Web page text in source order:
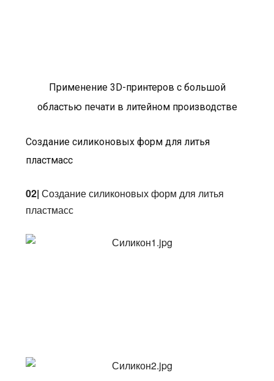
Применение 3D-принтеров с большой
областью печати в литейном производстве
Создание силиконовых форм для литья
пластмасс
02|Создание силиконовых форм для литья
пластмасс